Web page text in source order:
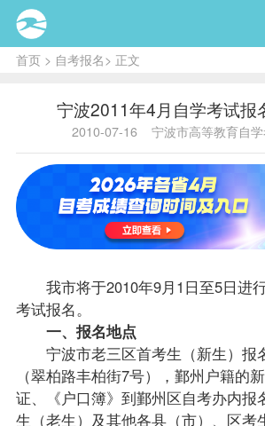
首页> 自考报名> 正文
宁波2011年4月自学考试报
2010-07-16 宁波市高等教育自
我市将于2010年9月1日至5日进
考试报名。
一、 报名地点
宁波市老三区首考生（新生）报
（翠柏路丰柏街7号），鄞州户籍的
证、《户口簿》到鄞州区自考办内报
生（老生）及其他各县（市）、区考